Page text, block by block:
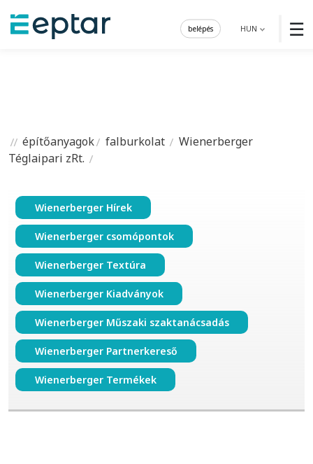
☰
HUN
belépés
építőanyagok falburkolat
Wienerberger
Téglaipari zRt.
Wienerberger Hírek
Wienerberger csomópontok
Wienerberger Textúra
Wienerberger Kiadványok
Wienerberger Műszaki szaktanácsadás
Wienerberger Partnerkereső
Wienerberger Termékek